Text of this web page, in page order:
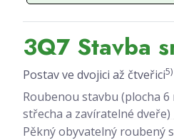
3Q7 Stavba
Postav ve dvojici až čtveřici5)
Roubenou stavbu (plocha 6
střecha a zavíratelné dveře)
Pěkný obyvatelný roubený